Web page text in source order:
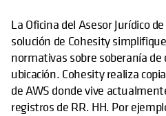
La Oficina del Asesor Jurídico
solución de Cohesity
normativas sobre soberanía de
ubicación. Cohesity realiza
de AWS donde vive
registros de RR. HH. Por